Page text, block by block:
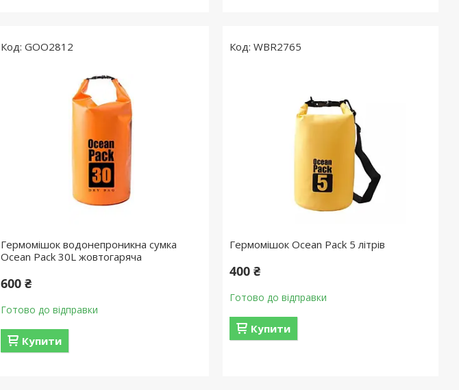
GOO2812
Гермомішок водонепроникна сумка
Ocean Pack 30L жовтогаряча
600 ₴
Готово до відправки
Купити
WBR2765
Гермомішок Ocean Pack 5 літрів
400 ₴
Готово до відправки
Купити